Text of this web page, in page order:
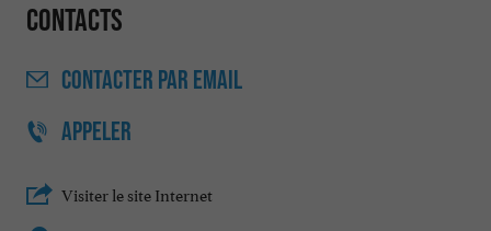
Contacts
CONTACTER PAR EMAIL
APPELER
Visiter le site Internet